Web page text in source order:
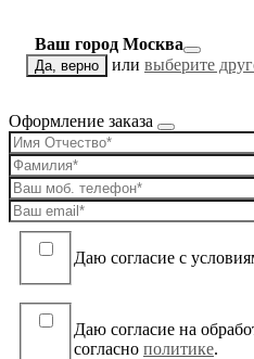
Ваш город Москва
Да, верно или выберите
Оформление заказа
Даю согласие c
Даю согласие на
согласно политике.